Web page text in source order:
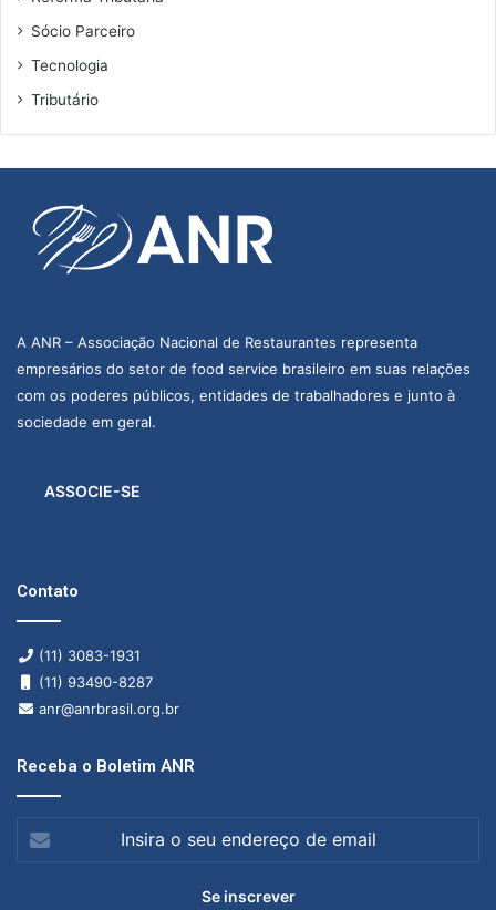
Sócio Parceiro
Tecnologia
Tributário
A ANR – Associação Nacional de Restaurantes representa
empresários do setor de food service brasileiro em suas relações
com os poderes públicos, entidades de trabalhadores e junto à
sociedade em geral.
ASSOCIE-SE
Contato
(11) 3083-1931
(11) 93490-8287
anr@anrbrasil.org.br
Receba o Boletim ANR